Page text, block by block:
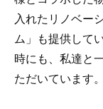
入れたリノベー
ム」も提供して
時にも、私達と
ただいています